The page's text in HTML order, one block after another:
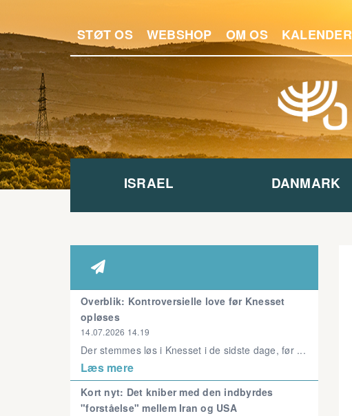
STØT OS WEBSHOP OM OS KALENDER
ISRAEL DANMARK

Overblik: Kontroversielle love før Knesset
opløses
14.07.2026 14.19
Der stemmes løs i Knesset i de sidste dage, før ...
Læs mere
Kort nyt: Det kniber med den indbyrdes
"forståelse" mellem Iran og USA